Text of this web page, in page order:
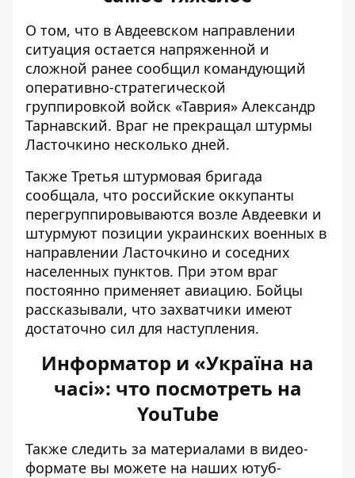
О том, что в Авдеевском направлении
ситуация остается напряженной и
сложной ранее сообщил командующий
оперативно-стратегической
группировкой войск «Таврия» Александр
Тарнавский. Враг не прекращал штурмы
Ласточкино несколько дней.
Также Третья штурмовая бригада
сообщала, что российские оккупанты
перегруппировываются возле Авдеевки и
штурмуют позиции украинских военных в
направлении Ласточкино и соседних
населенных пунктов. При этом враг
постоянно применяет авиацию. Бойцы
рассказывали, что захватчики имеют
достаточно сил для наступления.
Информатор и «Україна на
часі»: что посмотреть на
YouTube
Также следить за материалами в видео-
формате вы можете на наших ютуб-